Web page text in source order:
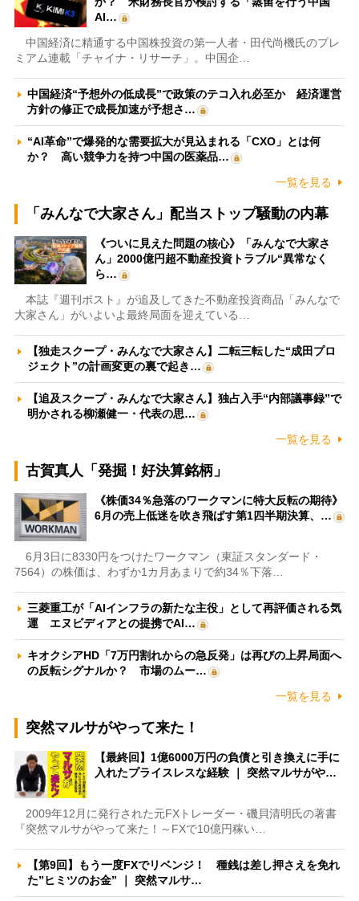
AI…
中国経済に精通する中国株投資の第一人者・田代尚機氏のプレ
ミアム連載「チャイナ・リサーチ」。中国企…
中国経済“予想外の低成長”で政策のテコ入れ必至か 経済運営
方針の修正で成長加速が予想さ…
“AI革命”で爆発的な需要拡大が見込まれる「CXO」とは何
か？ 高い競争力を持つ中国の医薬品…
一覧を見る
「みんなで大家さん」配当ストップ騒動の内幕
《ついに見えた問題の核心》「みんなで大家さ
ん」2000億円超不動産投資トラブル“異常なく
ら…
本誌『週刊ポスト』が追及してきた不動産投資商品「みんなで
大家さん」がいよいよ最終局面を迎えている…
【独走スクープ・みんなで大家さん】二転三転した“成田プロ
ジェクト”の計画変更の裏で起き…
【追及スクープ・みんなで大家さん】独占入手“内部議事録”で
明かされる柳瀬健一・代表の思…
一覧を見る
古賀真人「発掘！好決算銘柄」
《株価34％急落のワークマンに特大反転の期待》
6月の売上低迷を吹き飛ばす第1四半期決算、…
6月3日に8330円をつけたワークマン（東証スタンダード・
7564）の株価は、わずか1カ月あまりで約34％下落…
三菱重工が「AIインフラの新たな主役」として再評価される気
運 エヌビディアとの提携でAI…
キオクシアHD「7万円割れからの急反発」は再びの上昇局面へ
の反転シグナルか？ 市場のムー…
一覧を見る
突然マルサがやって来た！
【最終回】1億6000万円の負債と引き換えに手に
入れたプライスレスな経験 ｜ 突然マルサがや…
2009年12月に発行された元FXトレーダー・磯貝清明氏の著書
『突然マルサがやって来た！～FXで10億円稼い…
【第9回】もう一度FXでリベンジ！ 種銭は差し押さえを免れ
た”ヒミツのお金” ｜ 突然マルサ…